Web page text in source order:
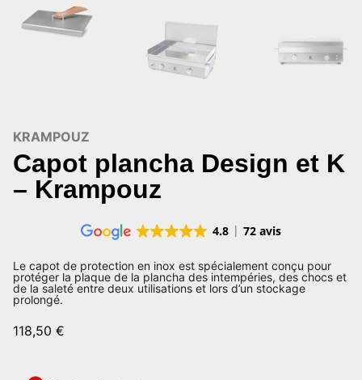
KRAMPOUZ
Capot plancha Design et K
– Krampouz
4.8 72 avis
Le capot de protection en inox est spécialement conçu pour
protéger la plaque de la plancha des intempéries, des chocs et
de la saleté entre deux utilisations et lors d’un stockage
prolongé.
118,50 €